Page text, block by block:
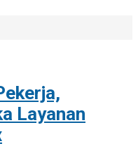
Layanan